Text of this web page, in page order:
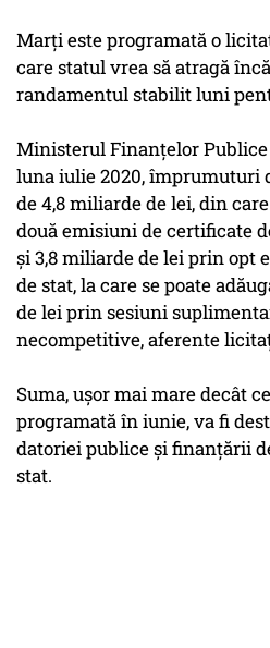
Marţi este programată o
care statul vrea să atragă
randamentul stabilit luni
Ministerul Finanţelor
luna iulie 2020, împrumuturi
de 4,8 miliarde de lei, din
două emisiuni de certificate
şi 3,8 miliarde de lei prin opt
de stat, la care se poate
de lei prin sesiuni
necompetitive, aferente
Suma, uşor mai mare decât
programată în iunie, va fi
datoriei publice şi finanţării
stat.